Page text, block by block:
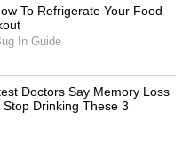
ஒடிசா
மக்களைத்
வெறுப்பு
மாநிலங்களுக்கு
இரட்டை